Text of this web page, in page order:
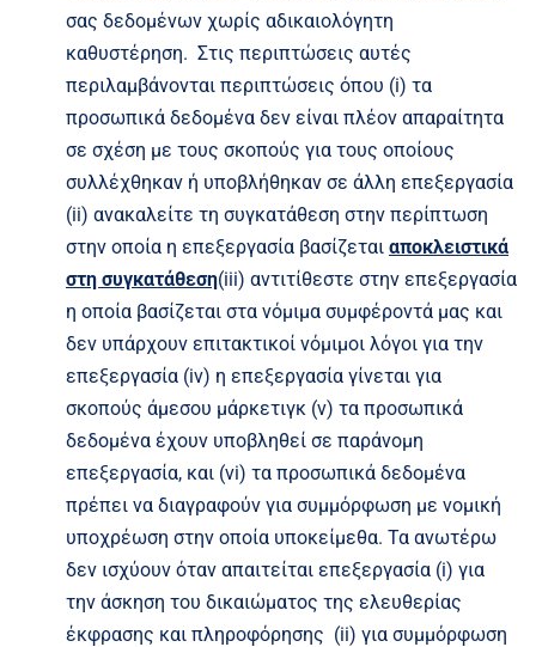
σας δεδομένων χωρίς αδικαιολόγητη
καθυστέρηση. Στις περιπτώσεις αυτές
περιλαμβάνονται περιπτώσεις όπου (i) τα
προσωπικά δεδομένα δεν είναι πλέον απαραίτητα
σε σχέση με τους σκοπούς για τους οποίους
συλλέχθηκαν ή υποβλήθηκαν σε άλλη επεξεργασία
(ii) ανακαλείτε τη συγκατάθεση στην περίπτωση
στην οποία η επεξεργασία βασίζεται αποκλειστικά
στη συγκατάθεση(iii) αντιτίθεστε στην επεξεργασία
η οποία βασίζεται στα νόμιμα συμφέροντά μας και
δεν υπάρχουν επιτακτικοί νόμιμοι λόγοι για την
επεξεργασία (iv) η επεξεργασία γίνεται για
σκοπούς άμεσου μάρκετιγκ (v) τα προσωπικά
δεδομένα έχουν υποβληθεί σε παράνομη
επεξεργασία, και (vi) τα προσωπικά δεδομένα
πρέπει να διαγραφούν για συμμόρφωση με νομική
υποχρέωση στην οποία υποκείμεθα. Τα ανωτέρω
δεν ισχύουν όταν απαιτείται επεξεργασία (i) για
την άσκηση του δικαιώματος της ελευθερίας
έκφρασης και πληροφόρησης (ii) για συμμόρφωση